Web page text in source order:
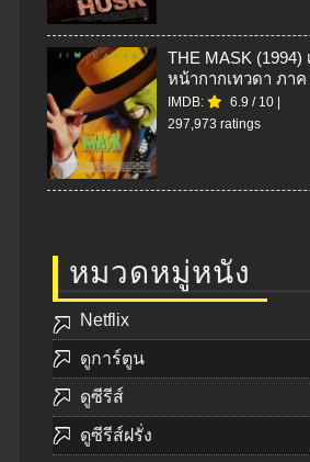
THE MASK (1994)
หน้ากากเทวดา ภาค
IMDB: 6.9 / 10 |
297,973 ratings
หมวดหมู่หนัง
Netflix
ดูการ์ตูน
ดูซีรีส์
ดูซีรีส์ฝรั่ง